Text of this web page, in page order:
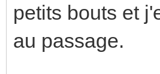
petits bouts et
au passage.